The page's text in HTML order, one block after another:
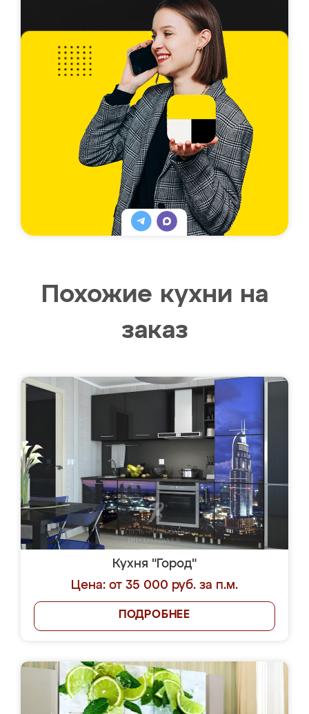
Похожие кухни на
заказ
Кухня "Город"
Цена: от 35 000 руб. за п.м.
ПОДРОБНЕЕ